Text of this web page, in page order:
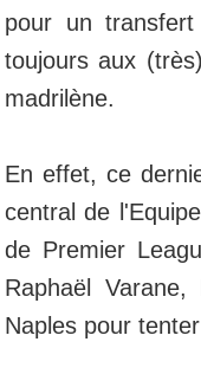
pour un
toujours aux
madrilène.
En effet, ce
central de
de Premier
Raphaël
Naples pour